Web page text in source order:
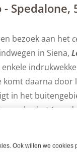
Ook willen we cookies
Spedalone,
bezoek aan het
in Siena,
komt daarna door
in het
s’